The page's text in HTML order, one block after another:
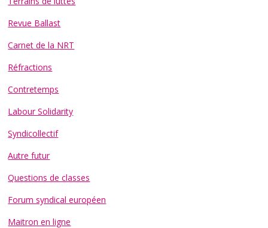
Revue Ballast
Carnet de la NRT
Réfractions
Contretemps
Labour Solidarity
Syndicollectif
Autre futur
Questions de classes
Forum syndical européen
Maitron en ligne